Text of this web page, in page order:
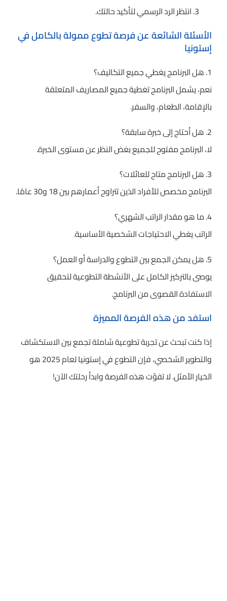
انتظر الرد الرسمي لتأكيد حالتك.
الأسئلة الشائعة عن فرصة تطوع ممولة بالكامل في
إستونيا
1. هل البرنامج يغطي جميع التكاليف؟
نعم، يشمل البرنامج تغطية جميع المصاريف المتعلقة
بالإقامة، الطعام، والسفر.
2. هل أحتاج إلى خبرة سابقة؟
لا، البرنامج مفتوح للجميع بغض النظر عن مستوى الخبرة.
3. هل البرنامج متاح للعائلات؟
البرنامج مخصص للأفراد الذين تتراوح أعمارهم بين 18 و30 عامًا.
4. ما هو مقدار الراتب الشهري؟
الراتب يغطي الاحتياجات الشخصية الأساسية.
5. هل يمكن الجمع بين التطوع والدراسة أو العمل؟
يوصى بالتركيز الكامل على الأنشطة التطوعية لتحقيق
الاستفادة القصوى من البرنامج.
استفد من هذه الفرصة المميزة
إذا كنت تبحث عن تجربة تطوعية شاملة تجمع بين الاستكشاف
والتطوير الشخصي، فإن التطوع في إستونيا لعام 2025 هو
الخيار الأمثل. لا تفوّت هذه الفرصة وابدأ رحلتك الآن!